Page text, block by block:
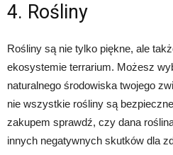
4. Rośliny
Rośliny są nie tylko piękne, ale
ekosystemie terrarium. Możesz
naturalnego środowiska twojego
nie wszystkie rośliny są
zakupem sprawdź, czy dana
innych negatywnych skutków dla